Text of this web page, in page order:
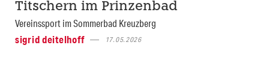
Titschern im Prinzenbad
Vereinssport im Sommerbad Kreuzberg
sigrid deitelhoff
17.05.2026